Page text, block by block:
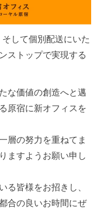
して個別配送にいた
ストップで実現する
な価値の創造へと邁
原宿に新オフィスを
層の努力を重ねてま
ますようお願い申し
皆様をお招きし、
合の良いお時間にぜ